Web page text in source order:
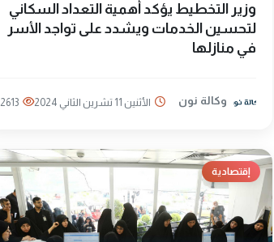
وزير التخطيط يؤكد أهمية التعداد السكاني
لتحسين الخدمات ويشدد على تواجد الأسر
في منازلها
وكالة نون الأثنين 11 تشرين الثاني 2024 2613
إقتصادية